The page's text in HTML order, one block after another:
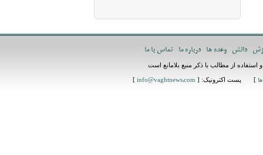
دانش وعده ها درباره ما تماس با ما
از مطالب با ذکر منبع بلامانع است
] پست اکترونیک: [ info@vaghtnews.com
]